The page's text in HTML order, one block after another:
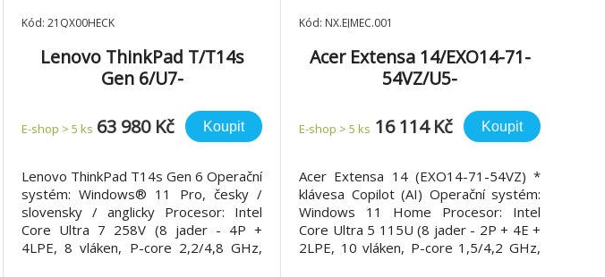
Kód: 21QX00HECK
Lenovo ThinkPad T/T14s
Gen 6/U7-
B/Arc 140V/W11P/Black/3R
E-shop > 5 ks 63 980 Kč Koupit
Lenovo ThinkPad T14s Gen 6 Operační
systém: Windows® 11 Pro, česky /
slovensky / anglicky Procesor: Intel
Core Ultra 7 258V (8 jader - 4P +
4LPE, 8 vláken, P-core 2,2/4,8 GHz,
Kód: NX.EJMEC.001
Acer Extensa 14/EXO14-71-
54VZ/U5-
B/Iris Xe/W11H/Black/2R
E-shop > 5 ks 16 114 Kč Koupit
Acer Extensa 14 (EXO14-71-54VZ) *
klávesa Copilot (AI) Operační systém:
Windows 11 Home Procesor: Intel
Core Ultra 5 115U (8 jader - 2P + 4E +
2LPE, 10 vláken, P-core 1,5/4,2 GHz,